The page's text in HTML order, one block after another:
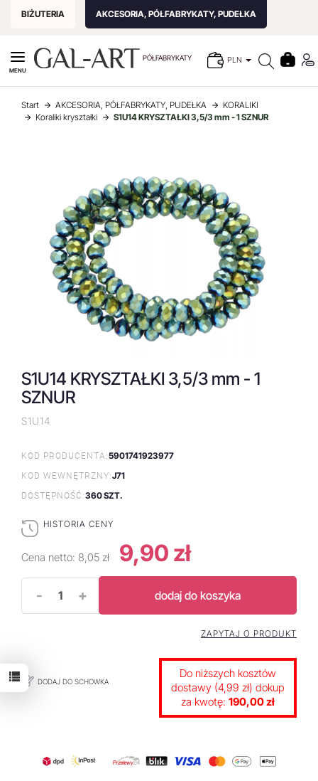
BIŻUTERIA AKCESORIA, PÓŁFABRYKATY, PUDEŁKA
PÓŁFABRYKATY PLN
MENU
Start AKCESORIA, PÓŁFABRYKATY, PUDEŁKA
KORALIKI
Koraliki kryształki
S1U14 KRYSZTAŁKI 3,5/3 mm - 1 SZNUR
S1U14 KRYSZTAŁKI 3,5/3 mm - 1
SZNUR
S1U14
KOD PRODUCENTA:5901741923977
KOD WEWNĘTRZNY:J71
DOSTĘPNOŚĆ:360 SZT.
HISTORIA CENY
Cena netto: 8,05 zł 9,90 zł
- + dodaj do koszyka
DODAJ DO SCHOWKA
ZAPYTAJ O PRODUKT
Do niższych kosztów
dostawy (4,99 zł) dokup
za kwotę: 190,00 zł